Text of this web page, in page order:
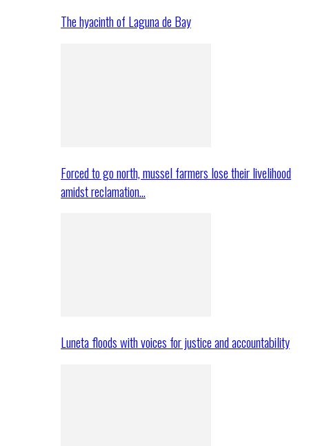
The hyacinth of Laguna de Bay
Forced to go north, mussel farmers lose their livelihood
amidst reclamation…
Luneta floods with voices for justice and accountability